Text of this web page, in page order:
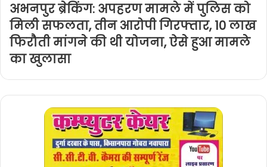
अभनपुर ब्रेकिंग: अपहरण मामले में पुलिस को
मिली सफलता, तीन आरोपी गिरफ्तार, 10 लाख
फिरौती मांगने की थी योजना, ऐसे हुआ मामले
का खुलासा